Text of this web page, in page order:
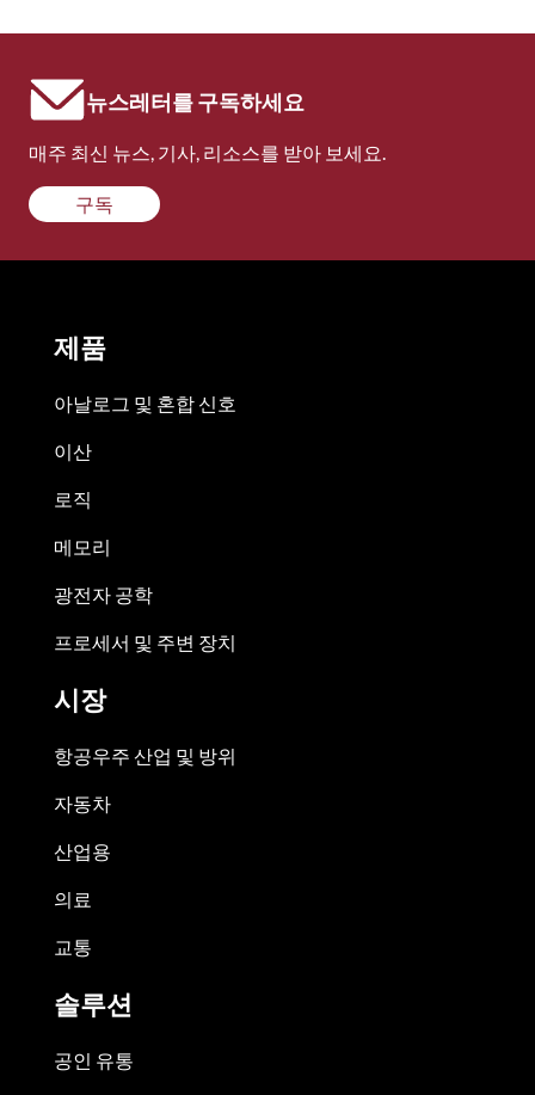
뉴스레터를 구독하세요
매주 최신 뉴스, 기사, 리소스를 받아 보세요.
구독
제품
아날로그 및 혼합 신호
이산
로직
메모리
광전자 공학
프로세서 및 주변 장치
시장
항공우주 산업 및 방위
자동차
산업용
의료
교통
솔루션
공인 유통